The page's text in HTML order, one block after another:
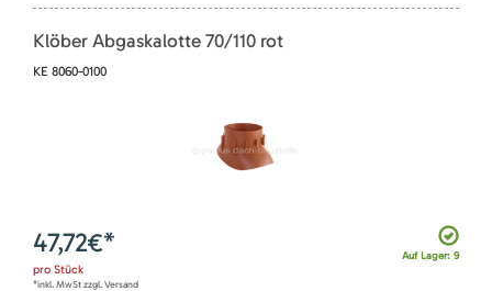
Klöber Abgaskalotte 70/110 rot
KE 8060-0100
Auf Lager: 9
47,72€*
pro Stück
*inkl. MwSt zzgl. Versand